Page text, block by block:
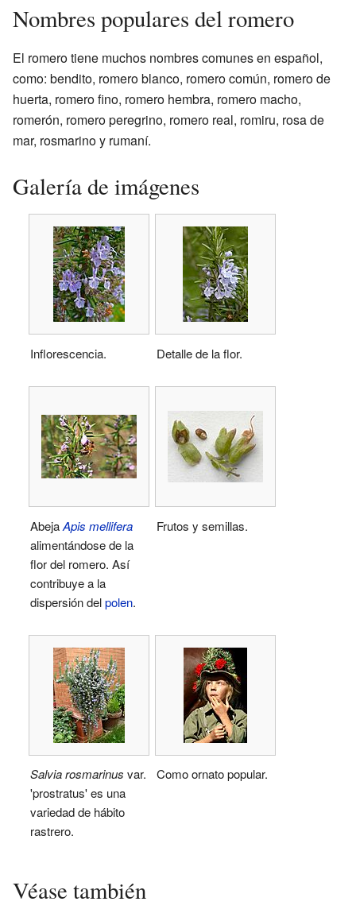
Nombres populares del romero
El romero tiene muchos nombres comunes en español,
como: bendito, romero blanco, romero común, romero de
huerta, romero fino, romero hembra, romero macho,
romerón, romero peregrino, romero real, romiru, rosa de
mar, rosmarino y rumaní.
Galería de imágenes
Inflorescencia. Detalle de la flor.
AbejaApis mellifera
alimentándose de la
flor del romero. Así
contribuye a la
dispersión delpolen.
Frutos y semillas.
Salvia rosmarinus var.
'prostratus' es una
variedad de hábito
rastrero.
Como ornato popular.
Véase también